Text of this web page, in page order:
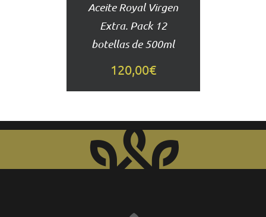
Aceite Royal Virgen
Extra. Pack 12
botellas de 500ml
120,00€